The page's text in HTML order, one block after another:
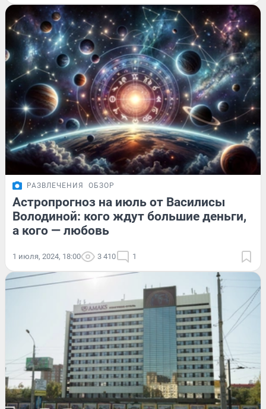
РАЗВЛЕЧЕНИЯ ОБЗОР
Астропрогноз на июль от Василисы
Володиной: кого ждут большие деньги,
а кого — любовь
1 июля, 2024, 18:00 3 410 1